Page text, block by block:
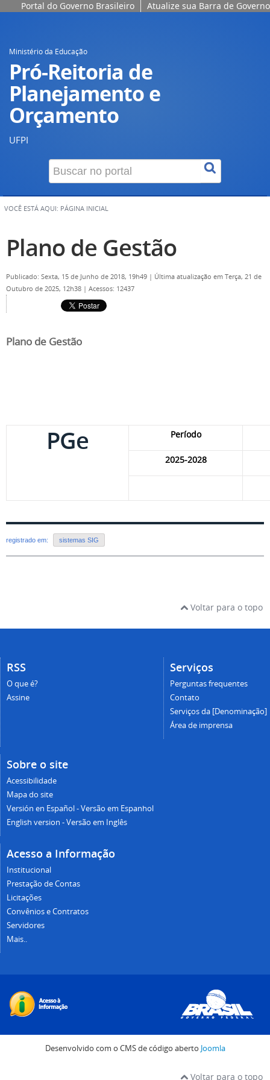
Portal do Governo Brasileiro Atualize sua Barra de Governo
Ministério da Educação
Pró-Reitoria de
Planejamento e
Orçamento
UFPI
VOCÊ ESTÁ AQUI: PÁGINA INICIAL
Plano de Gestão
Publicado: Sexta, 15 de Junho de 2018, 19h49 | Última atualização em Terça, 21 de
Outubro de 2025, 12h38 | Acessos: 12437
Plano de Gestão
PGe Período
2025-2028
registrado em: sistemas SIG
Voltar para o topo
Serviços
Perguntas frequentes
Contato
Serviços da [Denominação]
Área de imprensa
RSS
O que é?
Assine
Sobre o site
Acessibilidade
Mapa do site
Versión en Español - Versão em Espanhol
English version - Versão em Inglês
Acesso a Informação
Institucional
Prestação de Contas
Licitações
Convênios e Contratos
Servidores
Mais..
Desenvolvido com o CMS de código aberto Joomla
Voltar para o topo